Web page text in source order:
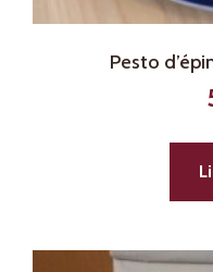
Pesto